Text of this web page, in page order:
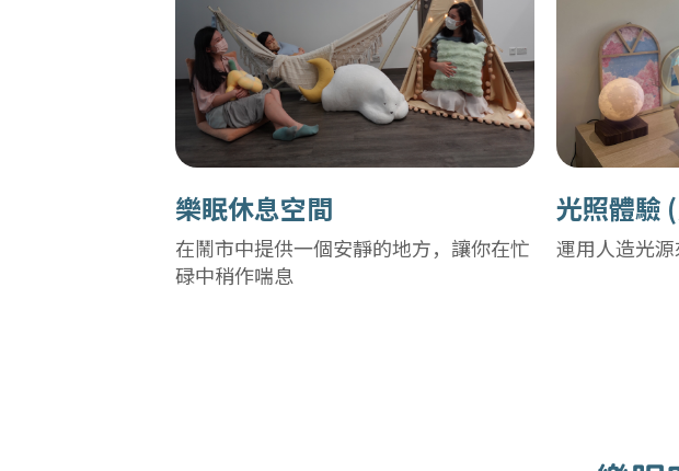
樂眠休息空間
在鬧市中提供一個安靜的地方，讓你在忙
碌中稍作喘息
光照體驗
運用人造光